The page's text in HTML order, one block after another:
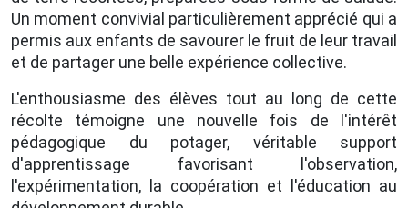
Un moment convivial particulièrement apprécié qui a
permis aux enfants de savourer le fruit de leur travail
et de partager une belle expérience collective.
L'enthousiasme des élèves tout au long de cette
récolte témoigne une nouvelle fois de l'intérêt
pédagogique du potager, véritable support
d'apprentissage favorisant l'observation,
l'expérimentation, la coopération et l'éducation au